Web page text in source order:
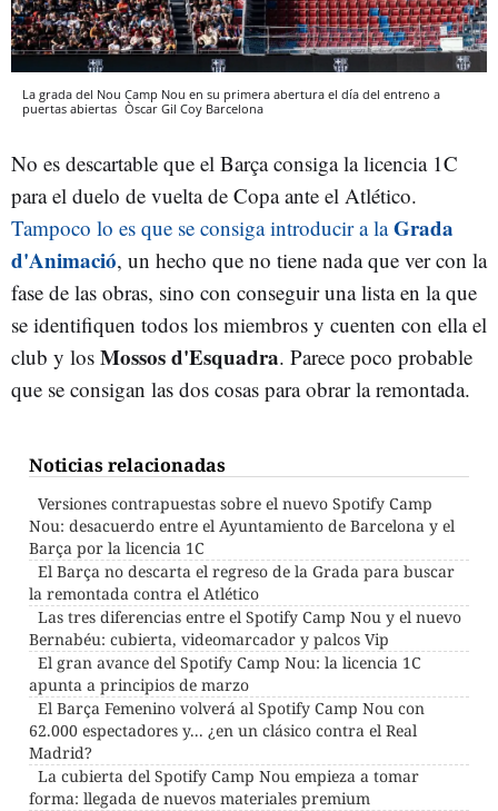
La grada del Nou Camp Nou en su primera abertura el día del entreno a
puertas abiertas Òscar Gil Coy Barcelona
No es descartable que el Barça consiga la licencia 1C
para el duelo de vuelta de Copa ante el Atlético.
Tampoco lo es que se consiga introducir a laGrada
d'Animació, un hecho que no tiene nada que ver con la
fase de las obras, sino con conseguir una lista en la que
se identifiquen todos los miembros y cuenten con ella el
club y los Mossos d'Esquadra. Parece poco probable
que se consigan las dos cosas para obrar la remontada.
Noticias relacionadas
Versiones contrapuestas sobre el nuevo Spotify Camp
Nou: desacuerdo entre el Ayuntamiento de Barcelona y el
Barça por la licencia 1C
El Barça no descarta el regreso de la Grada para buscar
la remontada contra el Atlético
Las tres diferencias entre el Spotify Camp Nou y el nuevo
Bernabéu: cubierta, videomarcador y palcos Vip
El gran avance del Spotify Camp Nou: la licencia 1C
apunta a principios de marzo
El Barça Femenino volverá al Spotify Camp Nou con
62.000 espectadores y... ¿en un clásico contra el Real
Madrid?
La cubierta del Spotify Camp Nou empieza a tomar
forma: llegada de nuevos materiales premium